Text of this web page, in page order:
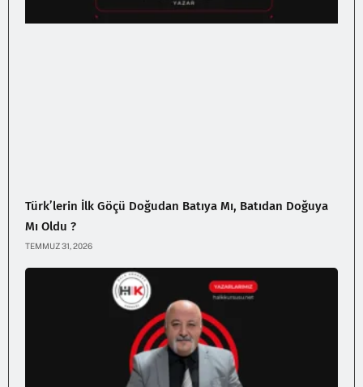
Türk’lerin İlk Göçü Doğudan Batıya Mı, Batıdan Doğuya
Mı Oldu ?
TEMMUZ 31, 2026